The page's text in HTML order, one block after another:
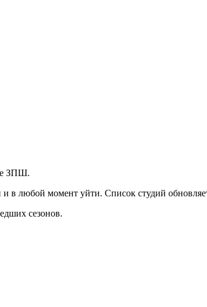
ЗПШ.
в любой момент уйти. Список студий
сезонов.